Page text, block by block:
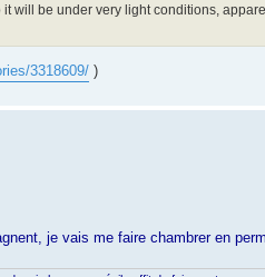
will be under very light conditions,
3318609/ )
je vais me faire chambrer en